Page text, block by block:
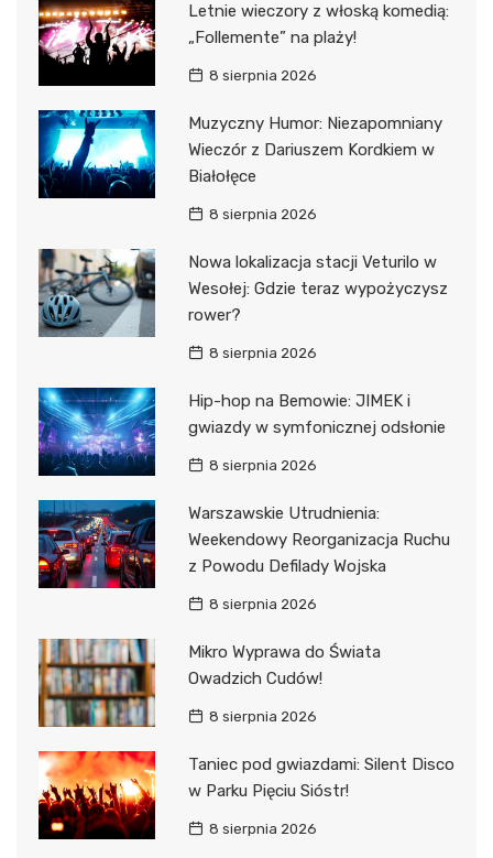
Letnie wieczory z włoską komedią:
„Follemente” na plaży!
8 sierpnia 2026
Muzyczny Humor: Niezapomniany
Wieczór z Dariuszem Kordkiem w
Białołęce
8 sierpnia 2026
Nowa lokalizacja stacji Veturilo w
Wesołej: Gdzie teraz wypożyczysz
rower?
8 sierpnia 2026
Hip-hop na Bemowie: JIMEK i
gwiazdy w symfonicznej odsłonie
8 sierpnia 2026
Warszawskie Utrudnienia:
Weekendowy Reorganizacja Ruchu
z Powodu Defilady Wojska
8 sierpnia 2026
Mikro Wyprawa do Świata
Owadzich Cudów!
8 sierpnia 2026
Taniec pod gwiazdami: Silent Disco
w Parku Pięciu Sióstr!
8 sierpnia 2026